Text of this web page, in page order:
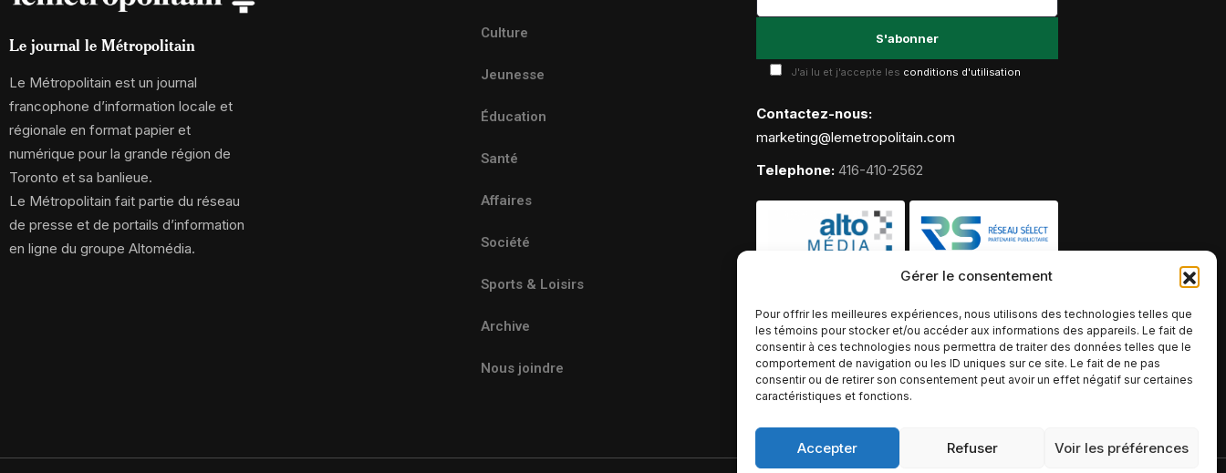
Gérer le consentement
Pour offrir les meilleures expériences, nous utilisons des technologies telles que
les témoins pour stocker et/ou accéder aux informations des appareils. Le fait de
consentir à ces technologies nous permettra de traiter des données telles que le
comportement de navigation ou les ID uniques sur ce site. Le fait de ne pas
consentir ou de retirer son consentement peut avoir un effet négatif sur certaines
caractéristiques et fonctions.
Accepter Refuser Voir les préférences
Le journal le Métropolitain
Le Métropolitain est un journal
francophone d’information locale et
régionale en format papier et
numérique pour la grande région de
Toronto et sa banlieue.
Le Métropolitain fait partie du réseau
de presse et de portails d’information
en ligne du groupe Altomédia.
Culture
Jeunesse
Éducation
Santé
Affaires
Société
Sports & Loisirs
Archive
Nous joindre
J'ai lu et j'accepte les conditions d'utilisation
Contactez-nous:
marketing@lemetropolitain.com
Telephone: 416-410-2562